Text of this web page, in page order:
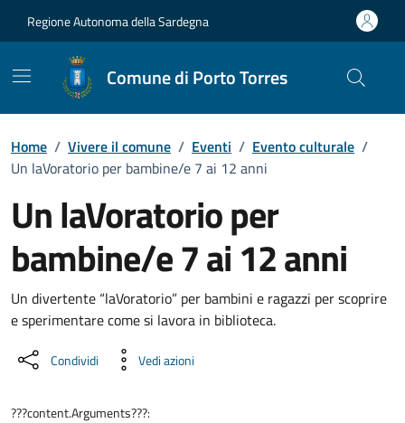
Regione Autonoma della Sardegna
Comune di Porto Torres
Home / Vivere il comune / Eventi / Evento culturale /
Un laVoratorio per bambine/e 7 ai 12 anni
Un laVoratorio per
bambine/e 7 ai 12 anni
Dettaglio dell'evento
Un divertente “laVoratorio” per bambini e ragazzi per scoprire
e sperimentare come si lavora in biblioteca.
Condividi Vedi azioni
???content.Arguments???: